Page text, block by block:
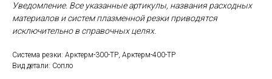
Уведомление. Все указанные артикулы, названия расходных
материалов и систем плазменной резки приводятся
исключительно в справочных целях.
Система резки: Арктерм-300-ТР, Арктерм-400-ТР
Вид детали: Сопло